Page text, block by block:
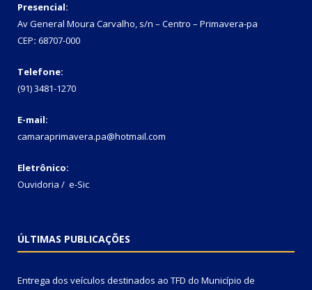
Presencial:
Av General Moura Carvalho, s/n – Centro – Primavera-pa
CEP: 68707-000
Telefone:
(91) 3481-1270
E-mail:
camaraprimavera.pa@hotmail.com
Eletrônico:
Ouvidoria / e-Sic
ÚLTIMAS PUBLICAÇÕES
Entrega dos veículos destinados ao TFD do Município de